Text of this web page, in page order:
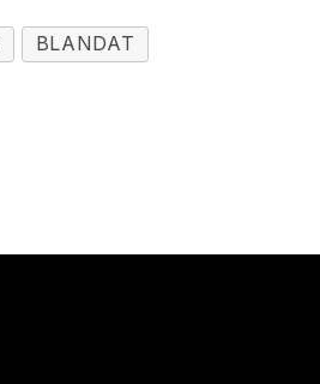
BLANDAT